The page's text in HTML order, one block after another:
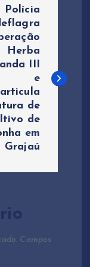
Polícia
Herba
III
e
de
de
em
Grajaú
Campos